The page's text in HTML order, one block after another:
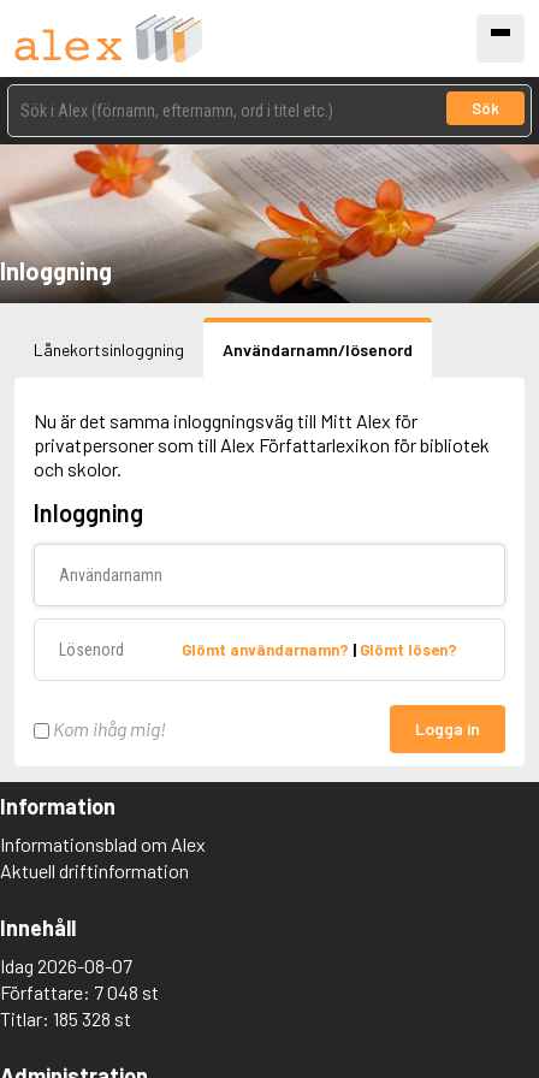
Sök
Inloggning
Lånekortsinloggning Användarnamn/lösenord
Nu är det samma inloggningsväg till Mitt Alex för
privatpersoner som till Alex Författarlexikon för bibliotek
och skolor.
Inloggning
Glömt användarnamn? | Glömt lösen?
Kom ihåg mig! Logga in
Information
Informationsblad om Alex
Aktuell driftinformation
Innehåll
Idag 2026-08-07
Författare: 7 048 st
Titlar: 185 328 st